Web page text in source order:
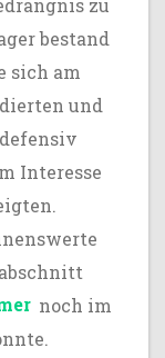
bestand
sich am
und
Interesse
noch im